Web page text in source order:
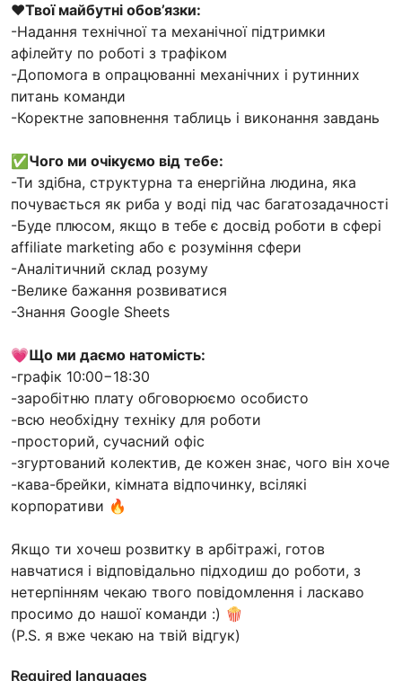
❤Твої майбутні обов’язки:
-Надання технічної та механічної підтримки
афілейту по роботі з трафіком
-Допомога в опрацюванні механічних і рутинних
питань команди
-Коректне заповнення таблиць і виконання завдань
✅ Чого ми очікуємо від тебе:
-Ти здібна, структурна та енергійна людина, яка
почувається як риба у воді під час багатозадачності
-Буде плюсом, якщо в тебе є досвід роботи в сфері
affiliate marketing або є розуміння сфери
-Аналітичний склад розуму
-Велике бажання розвиватися
-Знання Google Sheets
💗Що ми даємо натомість:
-графік 10:00−18:30
-заробітню плату обговорюємо особисто
-всю необхідну техніку для роботи
-просторий, сучасний офіс
-згуртований колектив, де кожен знає, чого він хоче
-кава-брейки, кімната відпочинку, всілякі
корпоративи 🔥
Якщо ти хочеш розвитку в арбітражі, готов
навчатися і відповідально підходиш до роботи, з
нетерпінням чекаю твого повідомлення і ласкаво
просимо до нашої команди :) 🍿
(P.S. я вже чекаю на твій відгук)
Required languages